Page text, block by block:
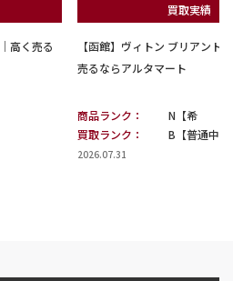
高く売る
買取実績
【函館】ヴィトン ブリアント
売るならアルタマート
商品ランク：
N【希 少
買取ランク：
B【普通中古
2026.07.31